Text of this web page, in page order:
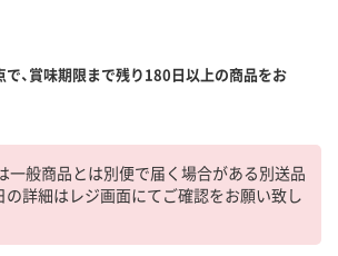
、賞味期限まで残り180日以上の商品をお
一般商品とは別便で届く場合がある別送品
の詳細はレジ画面にてご確認をお願い致し